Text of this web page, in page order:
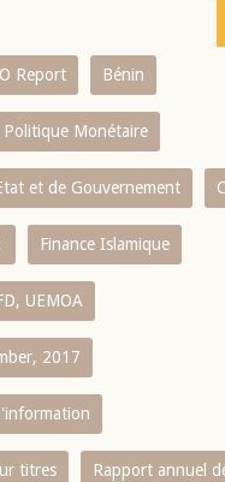
Report Bénin
Politique Monétaire
et de Gouvernement
Finance Islamique
UEMOA
2017
titres Rapport annuel